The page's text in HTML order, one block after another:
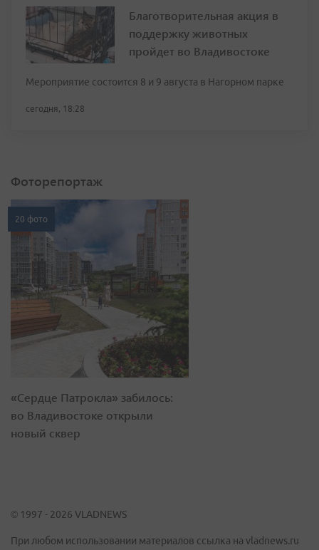
Благотворительная акция в
поддержку животных
пройдет во Владивостоке
Мероприятие состоится 8 и 9 августа в Нагорном парке
сегодня, 18:28
Фоторепортаж
20 фото
«Сердце Патрокла» забилось:
во Владивостоке открыли
новый сквер
© 1997 - 2026 VLADNEWS
При любом использовании материалов ссылка на vladnews.ru